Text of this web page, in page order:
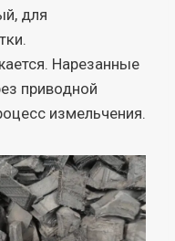
для
Нарезанные
приводной
измельчения.